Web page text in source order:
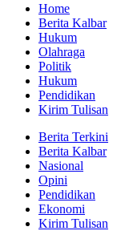
Home
Berita Kalbar
Hukum
Olahraga
Politik
Hukum
Pendidikan
Kirim Tulisan
Berita Terkini
Berita Kalbar
Nasional
Opini
Pendidikan
Ekonomi
Kirim Tulisan